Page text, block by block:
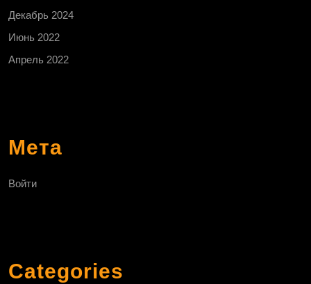
Декабрь 2024
Июнь 2022
Апрель 2022
Мета
Войти
Categories